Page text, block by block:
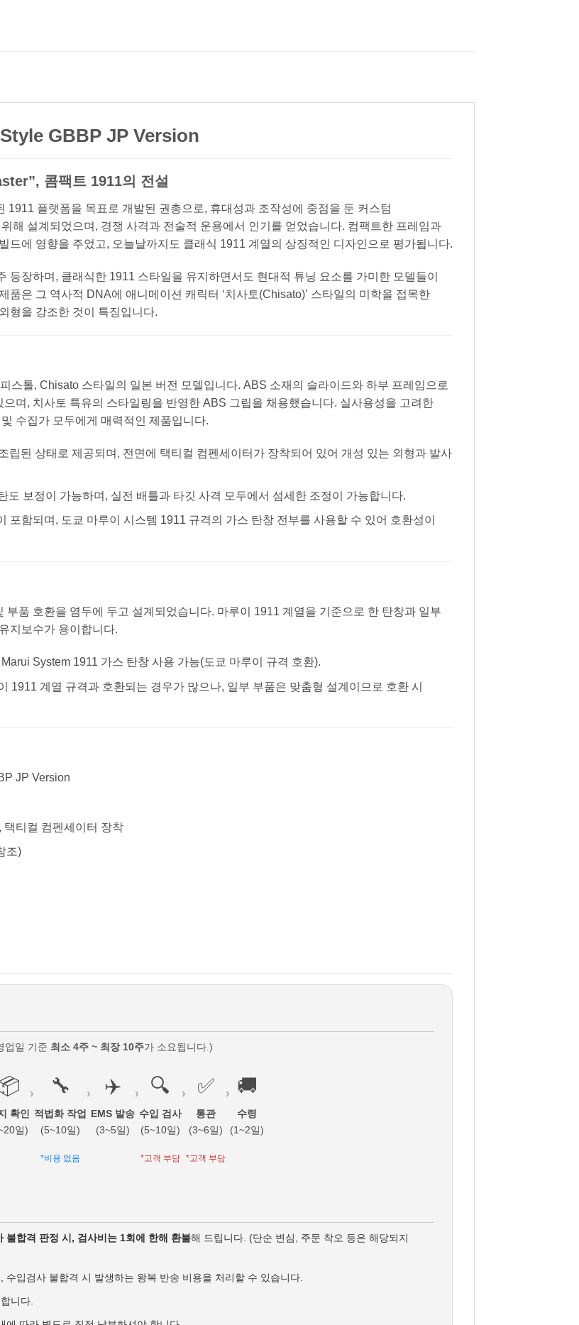
GBBP JP Version
콤팩트 1911의 전설
1911 플랫폼을 목표로 개발된 권총으로, 휴대성과 조작성에 중점을 둔 커스텀
해 설계되었으며, 경쟁 사격과 전술적 운용에서 인기를 얻었습니다. 컴팩트한 프레임과
드에 영향을 주었고, 오늘날까지도 클래식 1911 계열의 상징적인 디자인으로 평가됩니다.
등장하며, 클래식한 1911 스타일을 유지하면서도 현대적 튜닝 요소를 가미한 모델들이
품은 그 역사적 DNA에 애니메이션 캐릭터 ‘치사토(Chisato)’ 스타일의 미학을 접목한
형을 강조한 것이 특징입니다.
스톨, Chisato 스타일의 일본 버전 모델입니다. ABS 소재의 슬라이드와 하부 프레임으로
며, 치사토 특유의 스타일링을 반영한 ABS 그립을 채용했습니다. 실사용성을 고려한
수집가 모두에게 매력적인 제품입니다.
립된 상태로 제공되며, 전면에 택티컬 컴펜세이터가 장착되어 있어 개성 있는 외형과 발사
도 보정이 가능하며, 실전 배틀과 타깃 사격 모두에서 섬세한 조정이 가능합니다.
포함되며, 도쿄 마루이 시스템 1911 규격의 가스 탄창 전부를 사용할 수 있어 호환성이
품 호환을 염두에 두고 설계되었습니다. 마루이 1911 계열을 기준으로 한 탄창과 일부
지보수가 용이합니다.
System 1911 가스 탄창 사용 가능(도쿄 마루이 규격 호환).
1911 계열 규격과 호환되는 경우가 많으나, 일부 부품은 맞춤형 설계이므로 호환 시
JP Version
티컬 컴펜세이터 장착
조)
업일 기준 최소 4주 ~ 최장 10주가 소요됩니다.)
확인
일)
› 🔧
적법화 작업
(5~10일)
*비용 없음
› ✈️
EMS 발송
(3~5일)
› 🔍
수입 검사
(5~10일)
*고객 부담
› ✅
통관
(3~6일)
*고객 부담
› 🚚
수령
(1~2일)
불합격 판정 시, 검사비는 1회에 한해 환불해 드립니다. (단순 변심, 주문 착오 등은 해당되지
입검사 불합격 시 발생하는 왕복 반송 비용을 처리할 수 있습니다.
니다.